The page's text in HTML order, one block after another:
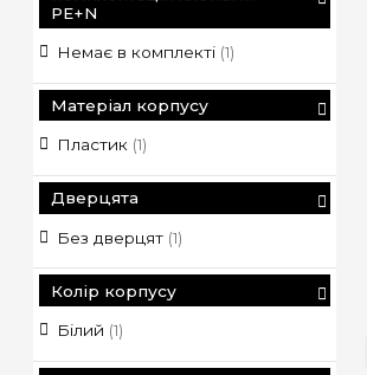
PE+N
Немає в комплекті (1)
Матеріал корпусу
Пластик (1)
Дверцята
Без дверцят (1)
Колір корпусу
Білий (1)